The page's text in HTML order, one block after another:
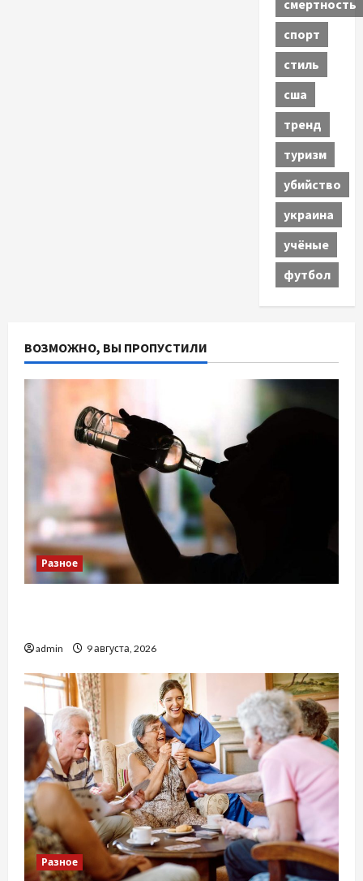
смертность
спорт
стиль
сша
тренд
туризм
убийство
украина
учёные
футбол
ВОЗМОЖНО, ВЫ ПРОПУСТИЛИ
Разное
admin 9 августа, 2026
Разное